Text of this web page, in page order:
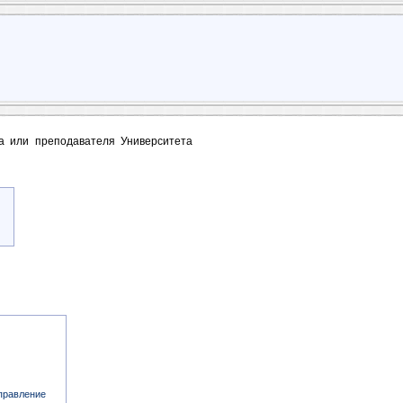
или преподавателя Университета